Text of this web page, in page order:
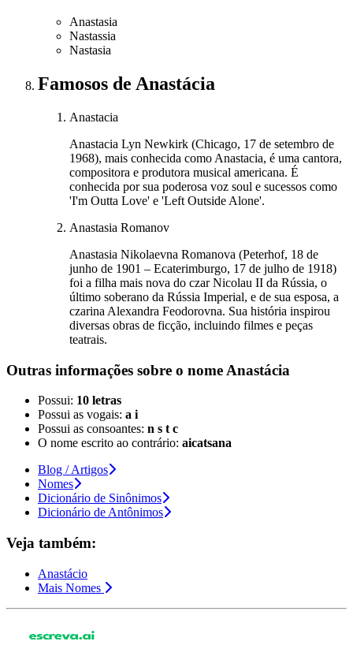
Anastasia
Nastassia
Nastasia
Famosos de Anastácia
Anastacia
Anastacia Lyn Newkirk (Chicago, 17 de setembro de
1968), mais conhecida como Anastacia, é uma cantora,
compositora e produtora musical americana. É
conhecida por sua poderosa voz soul e sucessos como
'I'm Outta Love' e 'Left Outside Alone'.
Anastasia Romanov
Anastasia Nikolaevna Romanova (Peterhof, 18 de
junho de 1901 – Ecaterimburgo, 17 de julho de 1918)
foi a filha mais nova do czar Nicolau II da Rússia, o
último soberano da Rússia Imperial, e de sua esposa, a
czarina Alexandra Feodorovna. Sua história inspirou
diversas obras de ficção, incluindo filmes e peças
teatrais.
Outras informações sobre o nome Anastácia
Possui: 10 letras
Possui as vogais: a i
Possui as consoantes: n s t c
O nome escrito ao contrário: aicatsana
Blog / Artigos
Nomes
Dicionário de Sinônimos
Dicionário de Antônimos
Veja também:
Anastácio
Mais Nomes